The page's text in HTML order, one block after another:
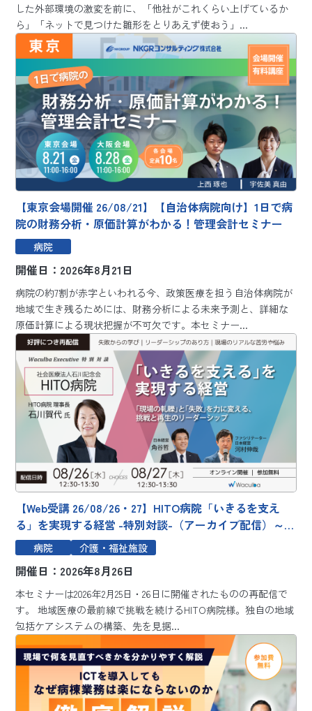
した外部環境の激変を前に、「他社がこれくらい上げているか
ら」「ネットで見つけた雛形をとりあえず使おう」...
【東京会場開催 26/08/21】【自治体病院向け】1日で病
院の財務分析・原価計算がわかる！管理会計セミナー
病院
開催日：2026年8月21日
病院の約7割が赤字といわれる今、政策医療を担う自治体病院が
地域で生き残るためには、財務分析による未来予測と、詳細な
原価計算による現状把握が不可欠です。本セミナー...
【Web受講 26/08/26・27】HITO病院「いきるを支え
る」を実現する経営 -特別対談-（アーカイブ配信）～
「現場の軋轢」と「失敗」を力に変える、挑戦と再生の
リーダーシップ～
病院 介護・福祉施設
開催日：2026年8月26日
本セミナーは2026年2月25日・26日に開催されたものの再配信で
す。 地域医療の最前線で挑戦を続けるHITO病院様。独自の地域
包括ケアシステムの構築、先を見据...